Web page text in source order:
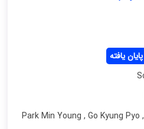
پایان یافته
, Go Kyung Pyo ,